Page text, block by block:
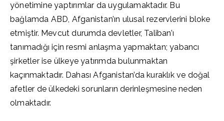
yönetimine yaptırımlar da uygulamaktadır. Bu
bağlamda ABD, Afganistan’ın ulusal rezervlerini bloke
etmiştir. Mevcut durumda devletler, Taliban’ı
tanımadığı için resmi anlaşma yapmaktan; yabancı
şirketler ise ülkeye yatırımda bulunmaktan
kaçınmaktadır. Dahası Afganistan’da kuraklık ve doğal
afetler de ülkedeki sorunların derinleşmesine neden
olmaktadır.